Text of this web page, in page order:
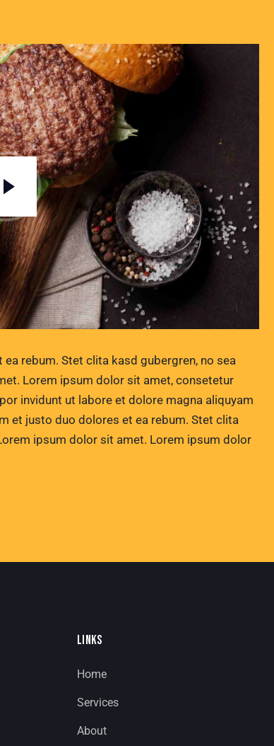
rebum. Stet clita kasd gubergren, no sea
Lorem ipsum dolor sit amet, consetetur
invidunt ut labore et dolore magna aliquyam
et justo duo dolores et ea rebum. Stet clita
ipsum dolor sit amet. Lorem ipsum dolor
LINKS
Home
Services
About